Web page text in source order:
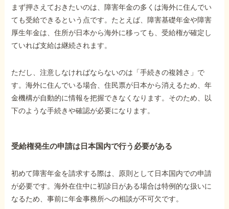
で受給相談をする
他社と何が違うの？
当事務所に
依頼するメリット
お電話でのお問い合わせ
089-907-3797
まず押さえておきたいのは、障害年金の多くは海外に住んでい
ても受給できるという点です。たとえば、障害基礎年金や障害
厚生年金は、住所が日本から海外に移っても、受給権が確定し
ていれば支給は継続されます。
ただし、注意しなければならないのは「手続きの複雑さ」で
す。海外に住んでいる場合、住民票が日本から消えるため、年
金機構が自動的に情報を把握できなくなります。そのため、以
下のような手続きや確認が必要になります。
受給権発生の申請は日本国内で行う必要がある
初めて障害年金を請求する際は、原則として日本国内での申請
が必要です。海外在住中に初診日がある場合は特例的な扱いに
なるため、事前に年金事務所への相談が不可欠です。